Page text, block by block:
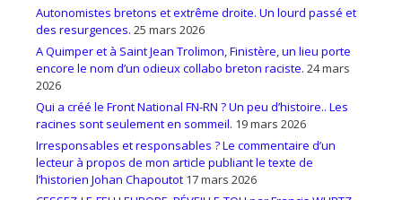
Autonomistes bretons et extrême droite. Un lourd passé et
des resurgences. 25 mars 2026
A Quimper et à Saint Jean Trolimon, Finistère, un lieu porte
encore le nom d’un odieux collabo breton raciste. 24 mars
2026
Qui a créé le Front National FN-RN ? Un peu d’histoire.. Les
racines sont seulement en sommeil. 19 mars 2026
Irresponsables et responsables ? Le commentaire d’un
lecteur à propos de mon article publiant le texte de
l’historien Johan Chapoutot 17 mars 2026